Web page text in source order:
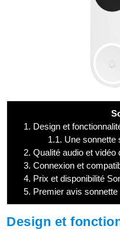
1. Design et
1.1. Une sonnette
2. Qualité audio et vidéo
3. Connexion et
4. Prix et disponibilité
5. Premier avis
Design et